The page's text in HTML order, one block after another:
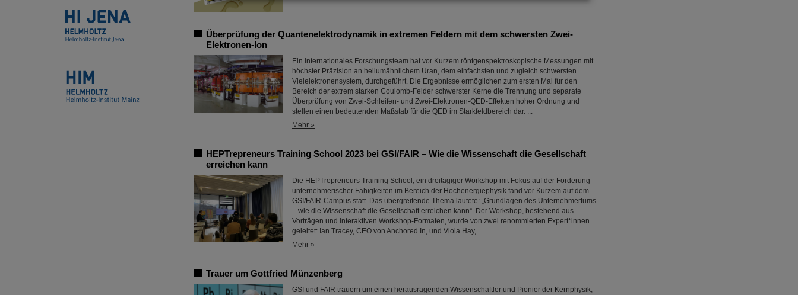
Überprüfung der Quantenelektrodynamik in extremen Feldern mit dem schwersten Zwei-
Elektronen-Ion
Ein internationales Forschungsteam hat vor Kurzem röntgenspektroskopische Messungen mit
höchster Präzision an heliumähnlichem Uran, dem einfachsten und zugleich schwersten
Vielelektronensystem, durchgeführt. Die Ergebnisse ermöglichen zum ersten Mal für den
Bereich der extrem starken Coulomb-Felder schwerster Kerne die Trennung und separate
Überprüfung von Zwei-Schleifen- und Zwei-Elektronen-QED-Effekten hoher Ordnung und
stellen einen bedeutenden Maßstab für die QED im Starkfeldbereich dar. ...
Mehr »
HEPTrepreneurs Training School 2023 bei GSI/FAIR – Wie die Wissenschaft die Gesellschaft
erreichen kann
Die HEPTrepreneurs Training School, ein dreitägiger Workshop mit Fokus auf der Förderung
unternehmerischer Fähigkeiten im Bereich der Hochenergiephysik fand vor Kurzem auf dem
GSI/FAIR-Campus statt. Das übergreifende Thema lautete: „Grundlagen des Unternehmertums
– wie die Wissenschaft die Gesellschaft erreichen kann“. Der Workshop, bestehend aus
Vorträgen und interaktiven Workshop-Formaten, wurde von zwei renommierten Expert*innen
geleitet: Ian Tracey, CEO von Anchored In, und Viola Hay,…
Mehr »
Trauer um Gottfried Münzenberg
GSI und FAIR trauern um einen herausragenden Wissenschaftler und Pionier der Kernphysik,